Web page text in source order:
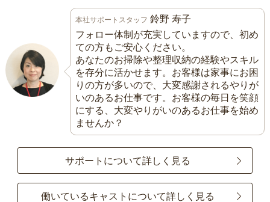
本社サポートスタッフ 鈴野 寿子
フォロー体制が充実していますので、初め
ての方もご安心ください。
あなたのお掃除や整理収納の経験やスキル
を存分に活かせます。お客様は家事にお困
りの方が多いので、大変感謝されるやりが
いのあるお仕事です。お客様の毎日を笑顔
にする、大変やりがいのあるお仕事を始め
ませんか？
サポートについて詳しく見る
働いているキャストについて詳しく見る